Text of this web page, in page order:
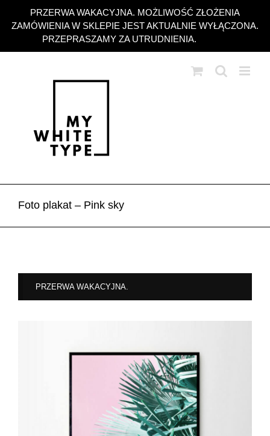
PRZERWA WAKACYJNA. MOŻLIWOŚĆ ZŁOŻENIA
ZAMÓWIENIA W SKLEPIE JEST AKTUALNIE WYŁĄCZONA.
PRZEPRASZAMY ZA UTRUDNIENIA.
zawartości
Foto plakat – Pink sky
PRZERWA WAKACYJNA.